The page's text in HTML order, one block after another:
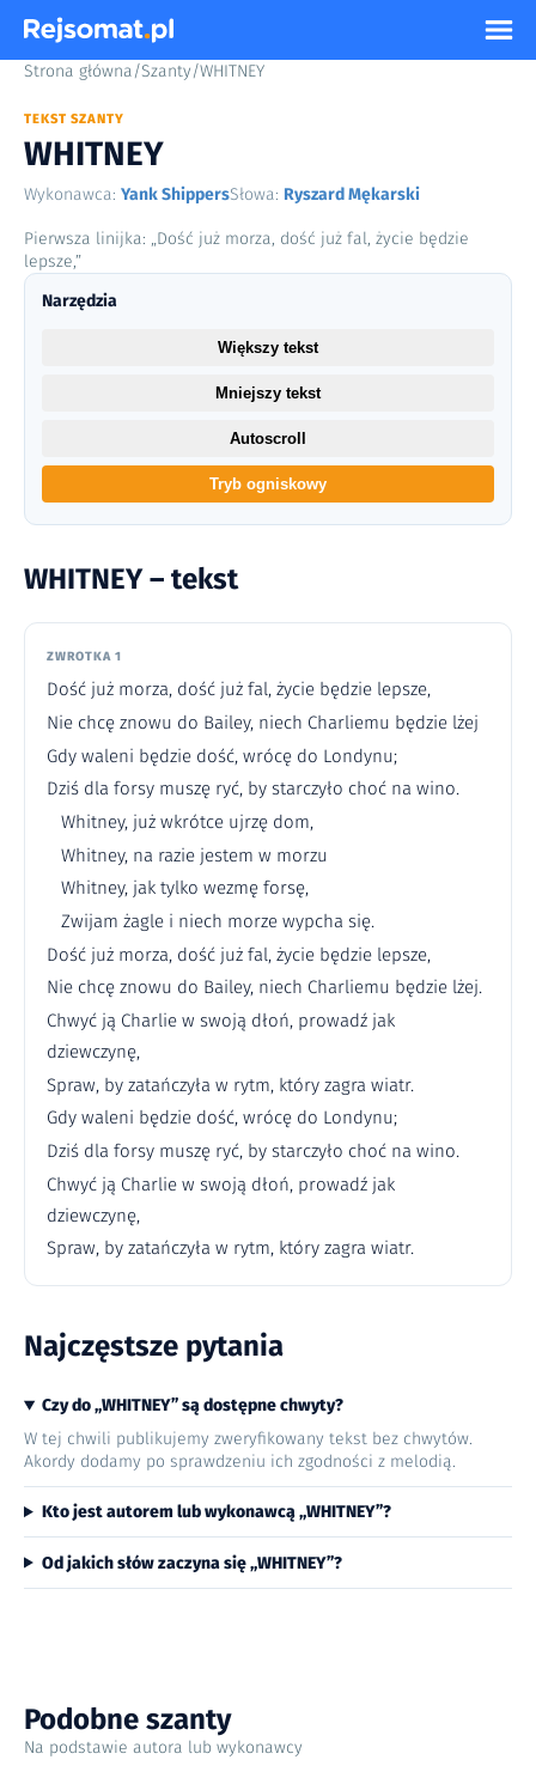
Strona główna/Szanty/WHITNEY
TEKST SZANTY
WHITNEY
Wykonawca: Yank ShippersSłowa: Ryszard Mękarski
Pierwsza linijka: „Dość już morza, dość już fal, życie będzie
lepsze,”
WHITNEY – tekst
ZWROTKA 1
Dość już morza, dość już fal, życie będzie lepsze,
Nie chcę znowu do Bailey, niech Charliemu będzie lżej
Gdy waleni będzie dość, wrócę do Londynu;
Dziś dla forsy muszę ryć, by starczyło choć na wino.
Whitney, już wkrótce ujrzę dom,
Whitney, na razie jestem w morzu
Whitney, jak tylko wezmę forsę,
Zwijam żagle i niech morze wypcha się.
Dość już morza, dość już fal, życie będzie lepsze,
Nie chcę znowu do Bailey, niech Charliemu będzie lżej.
Chwyć ją Charlie w swoją dłoń, prowadź jak
dziewczynę,
Spraw, by zatańczyła w rytm, który zagra wiatr.
Gdy waleni będzie dość, wrócę do Londynu;
Dziś dla forsy muszę ryć, by starczyło choć na wino.
Chwyć ją Charlie w swoją dłoń, prowadź jak
dziewczynę,
Spraw, by zatańczyła w rytm, który zagra wiatr.
Najczęstsze pytania
Czy do „WHITNEY” są dostępne chwyty?
W tej chwili publikujemy zweryfikowany tekst bez chwytów.
Akordy dodamy po sprawdzeniu ich zgodności z melodią.
Kto jest autorem lub wykonawcą „WHITNEY”?
Od jakich słów zaczyna się „WHITNEY”?
Narzędzia
Większy tekst
Mniejszy tekst
Autoscroll
Tryb ogniskowy
Podobne szanty
Na podstawie autora lub wykonawcy